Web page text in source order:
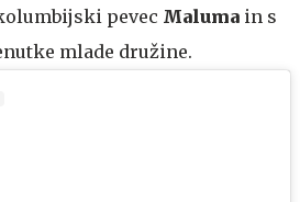
pevec Maluma in s
mlade družine.